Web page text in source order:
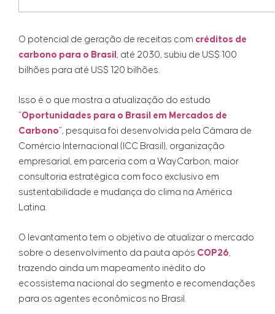
O potencial de geração de receitas com créditos de
carbono para o Brasil , até 2030, subiu de US$ 100
bilhões para até US$ 120 bilhões.
Isso é o que mostra a atualização do estudo
“Oportunidades para o Brasil em Mercados de
Carbono“, pesquisa foi desenvolvida pela Câmara de
Comércio Internacional (ICC Brasil), organização
empresarial, em parceria com a WayCarbon, maior
consultoria estratégica com foco exclusivo em
sustentabilidade e mudança do clima na América
Latina.
O levantamento tem o objetivo de atualizar o mercado
sobre o desenvolvimento da pauta após COP26,
trazendo ainda um mapeamento inédito do
ecossistema nacional do segmento e recomendações
para os agentes econômicos no Brasil.